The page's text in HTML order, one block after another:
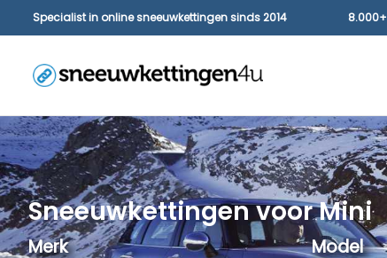
Specialist in online sneeuwkettingen sinds 2014 8.000+
Sneeuwkettingen voor Mini
Merk Model